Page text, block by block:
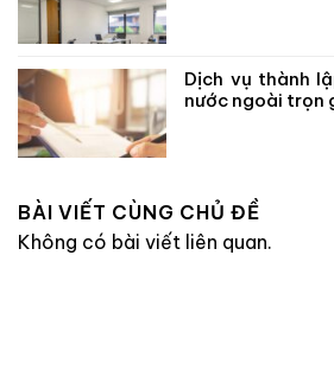
Dịch vụ thành
nước ngoài trọn
BÀI VIẾT CÙNG CHỦ ĐỀ
Không có bài viết liên quan.